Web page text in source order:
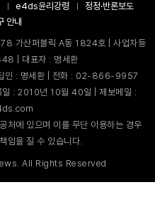
e4ds윤리강령
정정·반론보도
안내
가산퍼블릭 A동 1824호 | 사업자등
| 대표자 : 명세환
집인 : 명세환 | 전화 : 02-866-9957
: 2010년 10월 40일 | 제보메일 :
처에 있으며 이를 무단 이용하는 경우
임을 질 수 있습니다.
All Rights Reserved